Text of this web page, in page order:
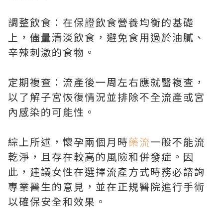
調整飲食：在保證飲食營養均衡的基礎
上，儘量清淡飲食，避免食用過於油膩、
辛辣刺激的食物。
定期複查：流產後一周左右應就醫複查，
以了解子宮恢復情況並排除不全流產或宮
內感染的可能性。
綜上所述，懷孕兩個月時藥流一般不能流
乾淨，且存在較高的風險和併發症。因
此，建議女性在選擇流產方式時務必諮詢
專業醫生的意見，並在正規醫院進行手術
以確保安全和效果。